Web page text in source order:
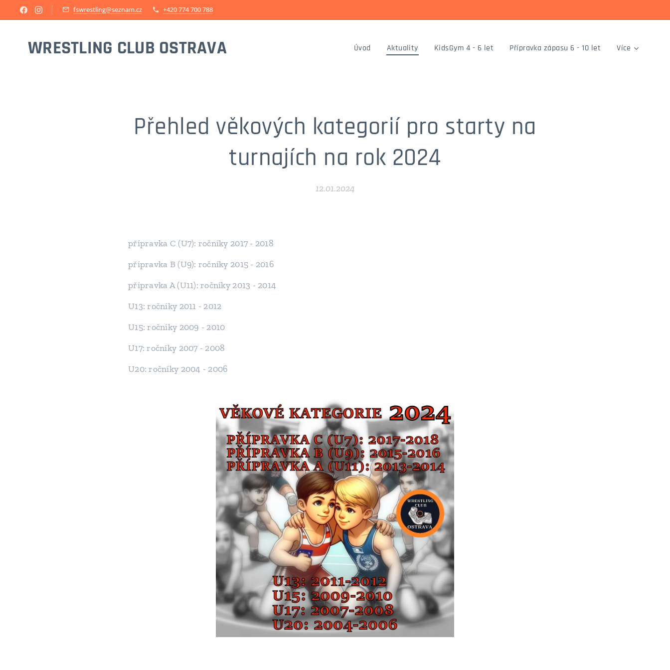
fswrestling@seznam.cz +420 774 700 788
WRESTLING CLUB OSTRAVA Úvod Aktuality KidsGym 4 - 6 let Přípravka zápasu 6 - 10 let Více
Přehled věkových kategorií pro starty na
turnajích na rok 2024
12.01.2024
přípravka C (U7): ročníky 2017 - 2018
přípravka B (U9): ročníky 2015 - 2016
přípravka A (U11): ročníky 2013 - 2014
U13: ročníky 2011 - 2012
U15: ročníky 2009 - 2010
U17: ročníky 2007 - 2008
U20: ročníky 2004 - 2006